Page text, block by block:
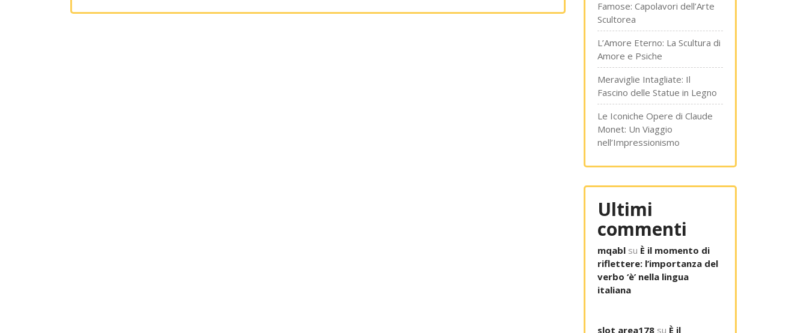
Famose: Capolavori dell’Arte
Scultorea
L’Amore Eterno: La Scultura di
Amore e Psiche
Meraviglie Intagliate: Il
Fascino delle Statue in Legno
Le Iconiche Opere di Claude
Monet: Un Viaggio
nell’Impressionismo
Ultimi
commenti
mqabl su È il momento di
riflettere: l’importanza del
verbo ‘è’ nella lingua
italiana
slot area178 su È il